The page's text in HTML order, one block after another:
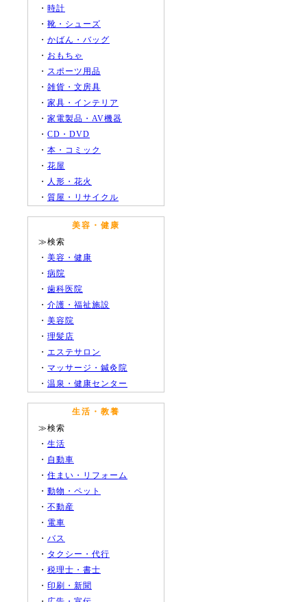
・ 時計
・ 靴・シューズ
・ かばん・バッグ
・ おもちゃ
・ スポーツ用品
・ 雑貨・文房具
・ 家具・インテリア
・ 家電製品・AV機器
・ CD・DVD
・ 本・コミック
・ 花屋
・ 人形・花火
・ 質屋・リサイクル
美容・健康
≫検索
・ 美容・健康
・ 病院
・ 歯科医院
・ 介護・福祉施設
・ 美容院
・ 理髪店
・ エステサロン
・ マッサージ・鍼灸院
・ 温泉・健康センター
生活・教養
≫検索
・ 生活
・ 自動車
・ 住まい・リフォーム
・ 動物・ペット
・ 不動産
・ 電車
・ バス
・ タクシー・代行
・ 税理士・書士
・ 印刷・新聞